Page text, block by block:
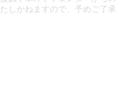
しかねますので、予めご了承